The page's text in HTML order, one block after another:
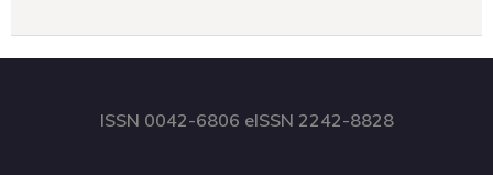
ISSN 0042-6806 eISSN 2242-8828